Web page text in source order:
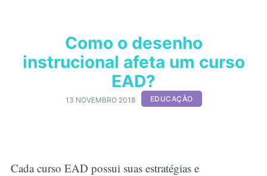
Como o desenho
instrucional afeta um curso
EAD?
13 NOVEMBRO 2018 EDUCAÇÃO
Cada curso EAD possui suas estratégias e